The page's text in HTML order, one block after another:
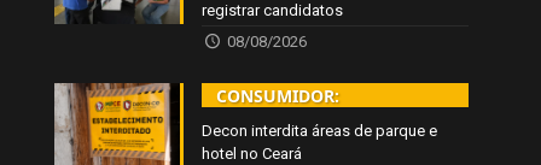
registrar candidatos
08/08/2026
CONSUMIDOR:
Decon interdita áreas de parque e
hotel no Ceará